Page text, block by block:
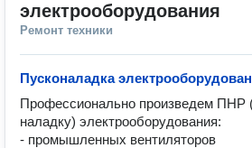
электрооборудования
Ремонт техники
Пусконаладка
Профессионально произведем ПНР
наладку) электрооборудования:
- промышленных вентиляторов